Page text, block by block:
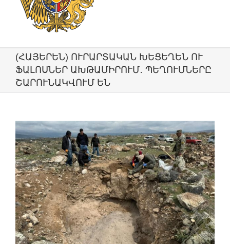
(ՀԱՅԵՐԵՆ) ՈՒՐԱՐՏԱԿԱՆ ԽԵՑԵՂԵՆ ՈՒ
ՖԱԼՈՍՆԵՐ ԱԽԹԱՄԻՐՈՒՄ․ ՊԵՂՈՒՄՆԵՐԸ
ՇԱՐՈՒՆԱԿՎՈՒՄ ԵՆ
View
Larger
Image